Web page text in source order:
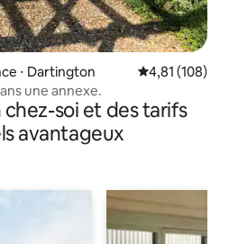
⋅ Dartington Évaluation
4,81 (108)
une annexe.
soi et des tarifs
avantageux